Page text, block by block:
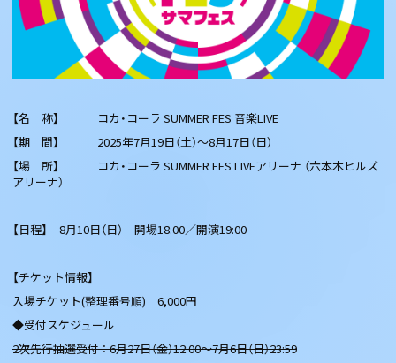
【名 称】 コカ・コーラ SUMMER FES 音楽LIVE
【期 間】 2025年7月19日（土）～8月17日（日）
【場 所】 コカ・コーラ SUMMER FES LIVEアリーナ （六本木ヒルズ
アリーナ）
【日程】 8月10日（日） 開場18:00／開演19:00
【チケット情報】
入場チケット(整理番号順) 6,000円
◆受付スケジュール
2次先行抽選受付 ： 6月27日（金）12:00～7月6日（日）23:59